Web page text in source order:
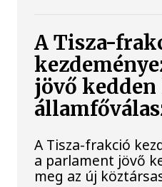
A Tisza-
jövő kedden
A Tisza-frakció
a parlament jövő
meg az új